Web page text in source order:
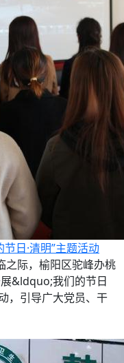
日·清明”主题活动
之际，榆阳区驼峰办桃
&ldquo;我们的节日
引导广大党员、干